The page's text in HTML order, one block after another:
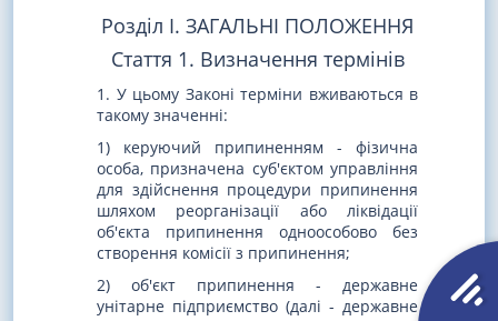
Розділ I. ЗАГАЛЬНІ ПОЛОЖЕННЯ
Стаття 1. Визначення термінів
1. У цьому Законі терміни вживаються в
такому значенні:
1) керуючий припиненням - фізична
особа, призначена суб'єктом управління
для здійснення процедури припинення
шляхом реорганізації або ліквідації
об'єкта припинення одноособово без
створення комісії з припинення;
2) об'єкт припинення - державне
унітарне підприємство (далі - державне